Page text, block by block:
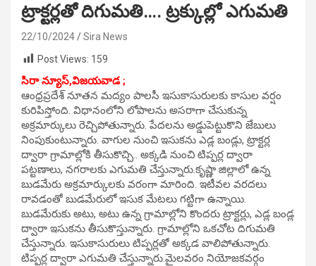
ట్రాక్టర్లతో దిగుమతి…. ట్రక్కుల్లో ఎగుమతి
22/10/2024
Sira News
Post Views: 159
సిరా న్యూస్,విజయవాడ ;
ఆంధ్రప్రదేశ్ నూతన మద్యం పాలసీ ఇసుకాసురులకు కాసుల వర్షం
కురిపిస్తోంది. విధానంలోని లోపాలను అసరాగా చేసుకున్న
అక్రమార్కులు రెచ్చిపోతున్నారు. పేదలను అడ్డుపెట్టుకొని జేబులు
నింపుకుంటున్నారు. వాగుల నుంచి ఇసుకను ఎడ్ల బండ్లు, ట్రాక్టర్ల
ద్వారా గ్రామాల్లోకి తీసుకొచ్చి.. అక్కడి నుంచి టిప్పర్ల ద్వారా
పట్టణాలు, నగరాలకు ఎగుమతి చేస్తున్నారు.కృష్ణా జిల్లాలో ఉన్న
బుడమేరు అక్రమార్కులకు వరంగా మారింది. ఇటీవల వరదలు
రావడంతో బుడమేరులో ఇసుక మేటలు గట్టిగా ఉన్నాయి.
బుడమేరుకు అటు, అటు ఉన్న గ్రామాల్లోని కొందరు ట్రాక్టర్లు, ఎడ్ల బండ్ల
ద్వారా ఇసుకను తీసుకొస్తున్నారు. గ్రామాల్లోని ఒకచోట దిగుమతి
చేస్తున్నారు. ఇసుకాసురులు టిప్పర్లతో అక్కడ వాలిపోతున్నారు.
టిప్పర్ల ద్వారా ఎగుమతి చేస్తున్నారు.మైలవరం నియోజకవర్గం